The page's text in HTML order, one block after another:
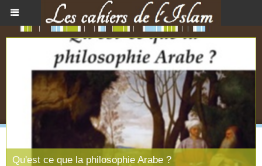
Qu'est ce que la philosophie Arabe ?